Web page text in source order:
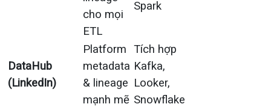
cho mọi
ETL
Spark
DataHub
(LinkedIn)
Platform
metadata
& lineage
mạnh mẽ
Tích hợp
Kafka,
Looker,
Snowflake